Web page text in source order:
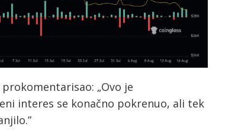
„Ovo je
interes se konačno pokrenuo, ali tek